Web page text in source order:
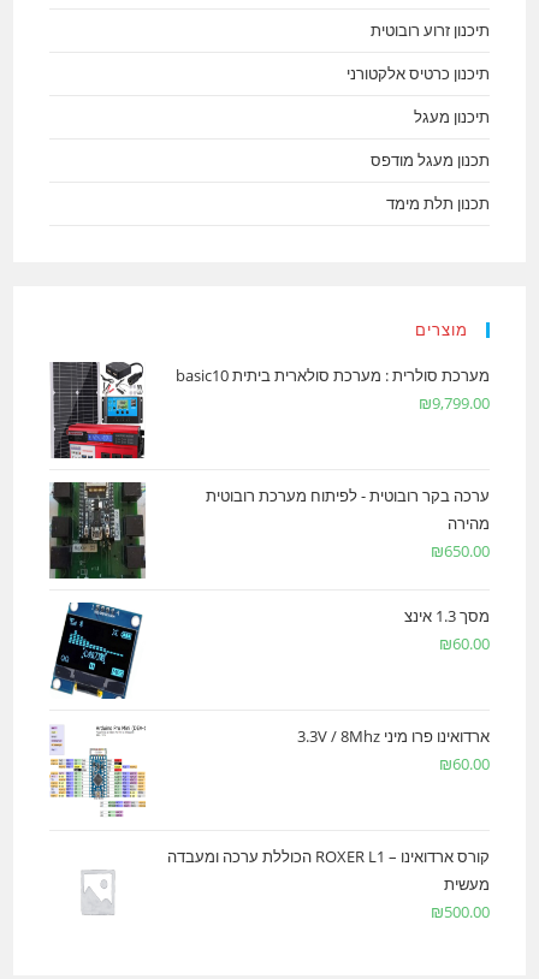
תיכנון זרוע רובוטית
תיכנון כרטיס אלקטורני
תיכנון מעגל
תכנון מעגל מודפס
תכנון תלת מימד
מוצרים
מערכת סולרית : מערכת סולארית ביתית basic10
₪9,799.00
ערכה בקר רובוטית - לפיתוח מערכת רובוטית
מהירה
₪650.00
מסך 1.3 אינצ
₪60.00
ארדואינו פרו מיני 3.3V / 8Mhz
₪60.00
קורס ארדואינו – ROXER L1 הכוללת ערכה ומעבדה
מעשית
₪500.00